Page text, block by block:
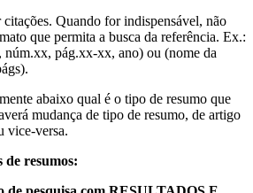
Quando for indispensável, não
que permita a busca da referência. Ex.:
pág.xx-xx, ano) ou (nome da
abaixo qual é o tipo de resumo que
mudança de tipo de resumo, de artigo
vice-versa.
de resumos: